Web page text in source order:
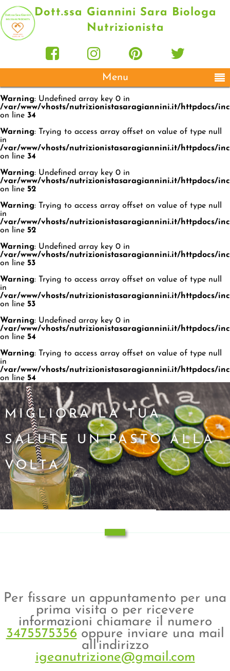
Dott.ssa Giannini Sara Biologa
Nutrizionista
Menu
Warning: Undefined array key 0 in
/var/www/vhosts/nutrizionistasaragiannini.it/httpdocs/
on line 34
Warning: Trying to access array offset on value of type null
in
/var/www/vhosts/nutrizionistasaragiannini.it/httpdocs/
on line 34
Warning: Undefined array key 0 in
/var/www/vhosts/nutrizionistasaragiannini.it/httpdocs/
on line 52
Warning: Trying to access array offset on value of type null
in
/var/www/vhosts/nutrizionistasaragiannini.it/httpdocs/
on line 52
Warning: Undefined array key 0 in
/var/www/vhosts/nutrizionistasaragiannini.it/httpdocs/
on line 53
Warning: Trying to access array offset on value of type null
in
/var/www/vhosts/nutrizionistasaragiannini.it/httpdocs/
on line 53
Warning: Undefined array key 0 in
/var/www/vhosts/nutrizionistasaragiannini.it/httpdocs/
on line 54
Warning: Trying to access array offset on value of type null
in
/var/www/vhosts/nutrizionistasaragiannini.it/httpdocs/
on line 54
MIGLIORA LA TUA
SALUTE UN PASTO ALLA
VOLTA
Per fissare un appuntamento per una
prima visita o per ricevere
informazioni chiamare il numero
3475575356 oppure inviare una mail
all'indirizzo
igeanutrizione@gmail.com